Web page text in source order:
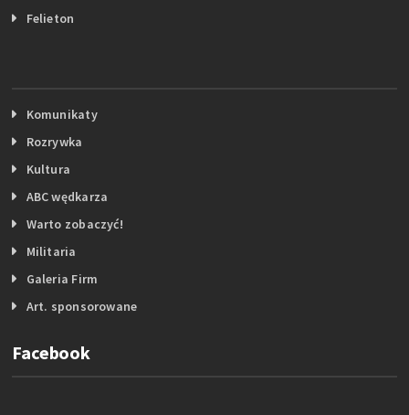
Felieton
Komunikaty
Rozrywka
Kultura
ABC wędkarza
Warto zobaczyć!
Militaria
Galeria Firm
Art. sponsorowane
Facebook